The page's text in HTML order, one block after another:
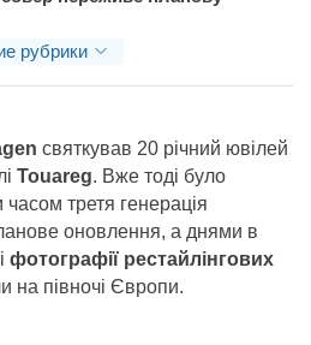
рубрики
святкував 20 річний ювілей
Touareg. Вже тоді було
третя генерація
оновлення, а днями в
фотографії рестайлінгових
на півночі Європи.